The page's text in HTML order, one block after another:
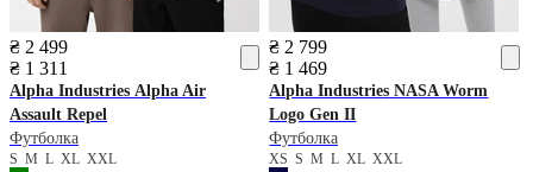
₴ 2 499
₴ 1 311
Alpha Industries Alpha Air
Assault Repel
Футболка
S M L XL XXL
₴ 2 799
₴ 1 469
Alpha Industries NASA Worm
Logo Gen II
Футболка
XSSMLXLXXL